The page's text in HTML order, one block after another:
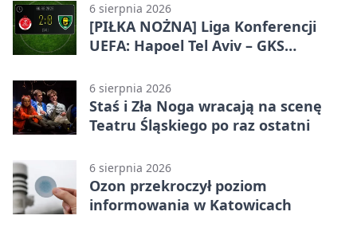
6 sierpnia 2026
[PIŁKA NOŻNA] Liga Konferencji
UEFA: Hapoel Tel Aviv – GKS
rundy kwalifikacyjnej
6 sierpnia 2026
Staś i Zła Noga wracają na scenę
Teatru Śląskiego po raz ostatni
6 sierpnia 2026
Ozon przekroczył poziom
informowania w Katowicach